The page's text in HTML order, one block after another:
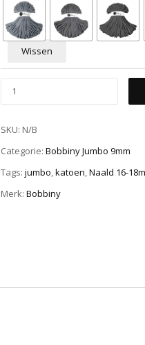
Wissen
SKU: N/B
Categorie: Bobbiny Jumbo 9mm
Tags: jumbo,katoen,Naald 16-
Merk: Bobbiny